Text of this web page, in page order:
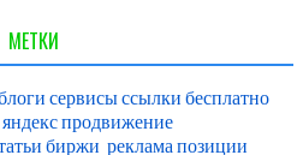
МЕТКИ
сервисыссылки бесплатно
яндекспродвижение
биржи реклама позиции